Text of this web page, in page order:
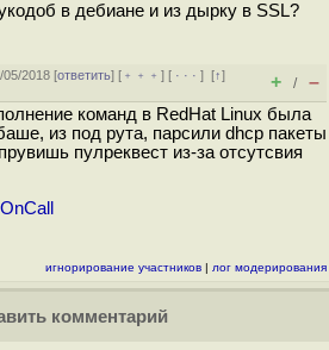
в дебиане и из дырку в SSL?
05/2018 [ответить] [ ﹢﹢﹢] [ · · ·][↑]
+ / –
команд в RedHat Linux была
из под рута, парсили dhcp пакеты
пулреквест из-за отсутсвия
игнорирование участников | лог модерирования
комментарий